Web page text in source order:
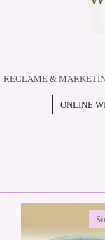
RECLAME &
ONLINE